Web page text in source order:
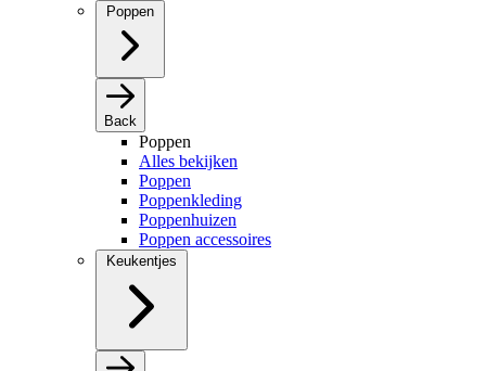
Poppen
Back
Poppen
Alles bekijken
Poppen
Poppenkleding
Poppenhuizen
Poppen accessoires
Keukentjes